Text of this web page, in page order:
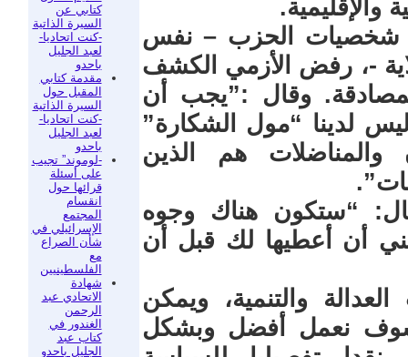
كتابي عن
السيرة الذاتية
-كنت اتحاديا-
لعبد الجليل
باحدو
مقدمة كتابي
المقبل حول
السيرة الذاتية
-كنت اتحاديا-
لعبد الجليل
باحدو
-لوموند” تجيب
على أسئلة
قرائها حول
انقسام
المجتمع
الإسرائيلي في
شأن الصراع
مع
الفلسطينيين
شهادة
الاتحادي عبد
الرحمن
الغندور في
كتاب عبد
الجليل باحدو
شخصيات الحزب – نفس
-، رفض الأزمي الكشف
وقال :”يجب أن
لدينا “مول الشكارة”
والمناضلات هم الذين
“ستكون هناك وجوه
أن أعطيها لك قبل أن
والتنمية، ويمكن
سوف نعمل أفضل وبشكل